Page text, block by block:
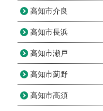
高知市介良
高知市長浜
高知市瀬戸
高知市薊野
高知市高須